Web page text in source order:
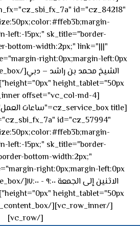
id="cz_84218"
left:-15px;" sk_title="border-
bottom-width:2px;" link="|||"
id="cz_57994"
left:-15px;" sk_title="border-
bottom-width:2px;"
[/vc_row]